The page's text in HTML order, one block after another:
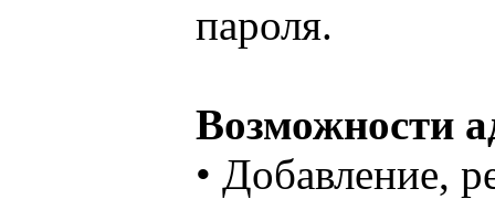
пароля.
Возможности
• Добавление,